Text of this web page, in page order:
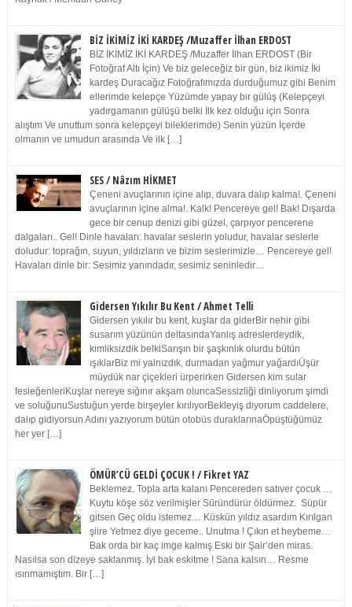
BİZ İKİMİZ İKİ KARDEŞ /Muzaffer İlhan ERDOST
BİZ İKİMİZ İKİ KARDEŞ /Muzaffer İlhan ERDOST (Bir
Fotoğraf Altı İçin) Ve biz geleceğiz bir gün, biz ikimiz İki
kardeş Duracağız Fotoğrafımızda durduğumuz gibi Benim
ellerimde kelepçe Yüzümde yapay bir gülüş (Kelepçeyi
yadırgamanın gülüşü belki İlk kez olduğu için Sonra
alıştım Ve unuttum sonra kelepçeyi bileklerimde) Senin yüzün İçerde
olmanın ve umudun arasında Ve ilk […]
SES / Nâzım HİKMET
Çeneni avuçlarının içine alıp, duvara dalıp kalma!. Çeneni
avuçlarının içine alma!. Kalk! Pencereye gel! Bak! Dışarda
gece bir cenup denizi gibi güzel, çarpıyor pencerene
dalgaları.. Gel! Dinle havaları: havalar seslerin yoludur, havalar seslerle
doludur: toprağın, suyun, yıldızların ve bizim seslerimizle… Pencereye gel!
Havaları dinle bir: Sesimiz yanındadır, sesimiz seninledir…
Gidersen Yıkılır Bu Kent / Ahmet Telli
Gidersen yıkılır bu kent, kuşlar da giderBir nehir gibi
susarım yüzünün deltasındaYanlış adreslerdeydik,
kimliksizdik belkiSarışın bir şaşkınlık olurdu bütün
ışıklarBiz mi yalnızdık, durmadan yağmur yağardıÜşür
müydük nar çiçekleri ürperirken Gidersen kim sular
fesleğenleriKuşlar nereye sığınır akşam oluncaSessizliği dinliyorum şimdi
ve soluğunuSustuğun yerde birşeyler kırılıyorBekleyiş diyorum caddelere,
dalıp gidiyorsun Adını yazıyorum bütün otobüs duraklarınaÖpüştüğümüz
her yer […]
ÖMÜR’CÜ GELDİ ÇOCUK ! / Fikret YAZ
Beklemez. Topla arta kalanı Pencereden satıver çocuk …
Kuytu köşe söz verilmişler Süründürür öldürmez. Süpür
gitsen Geç oldu istemez… Küskün yıldız asardım Kırılgan
şiire Yetmez diye geceme.. Unutma ! Çıkın et heybeme…
Bak orda bir kaç imge kalmış Eski bir Şair’den miras.
Nasılsa son dizeye saklanmış. İyi bak eskitme ! Sana kalsın… Resme
ısınmamıştım. Bir […]